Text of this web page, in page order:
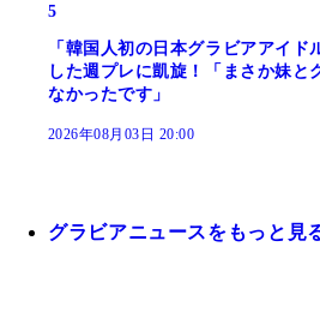
5
「韓国人初の日本グラビアアイ
した週プレに凱旋！「まさか妹と
なかったです」
2026年08月03日 20:00
グラビアニュースをもっと見